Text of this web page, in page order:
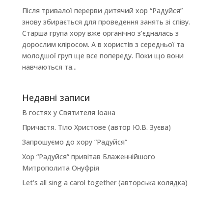
Після тривалої перерви дитячий хор “Радуйся”
знову збирається для проведення занять зі співу.
Старша група хору вже органічно з’єдналась з
дорослим кліросом. А в хористів з середньої та
молодшої груп ще все попереду. Поки що вони
навчаються та...
Недавні записи
В гостях у Святителя Іоана
Причастя. Тіло Христове (автор Ю.В. Зуєва)
Запрошуємо до хору “Радуйся”
Хор “Радуйся” привітав Блаженнійшого
Митрополита Онуфрія
Let’s all sing a carol together (авторська колядка)